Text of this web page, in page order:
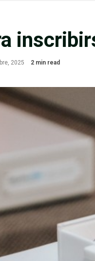
2025 2 min read